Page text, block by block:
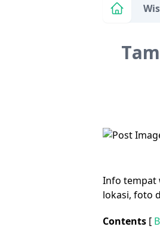
Info tempat
lokasi, foto
Contents [